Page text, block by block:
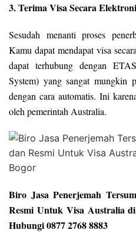
3. Terima Visa Secara
Sesudah menanti proses
Kamu dapat mendapat visa
dapat terhubung dengan
System) yang sangat mungkin
dengan cara automatis. Ini
oleh pemerintah Australia.
Biro Jasa Penerjemah
Resmi Untuk Visa Australia
Hubungi 0877 2768 8883